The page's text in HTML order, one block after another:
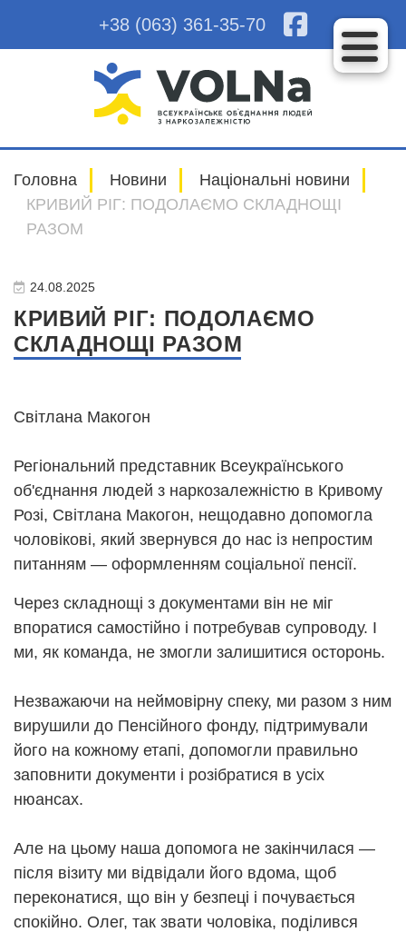
+38 (063) 361-35-70
Головна Новини
Національні новини
КРИВИЙ РІГ: ПОДОЛАЄМО СКЛАДНОЩІ
РАЗОМ
24.08.2025
КРИВИЙ РІГ: ПОДОЛАЄМО
СКЛАДНОЩІ РАЗОМ
Світлана Макогон
Регіональний представник Всеукраїнського
об'єднання людей з наркозалежністю в Кривому
Розі, Світлана Макогон, нещодавно допомогла
чоловікові, який звернувся до нас із непростим
питанням — оформленням соціальної пенсії.
Через складнощі з документами він не міг
впоратися самостійно і потребував супроводу. І
ми, як команда, не змогли залишитися осторонь.
Незважаючи на неймовірну спеку, ми разом з ним
вирушили до Пенсійного фонду, підтримували
його на кожному етапі, допомогли правильно
заповнити документи і розібратися в усіх
нюансах.
Але на цьому наша допомога не закінчилася —
після візиту ми відвідали його вдома, щоб
переконатися, що він у безпеці і почувається
спокійно. Олег, так звати чоловіка, поділився